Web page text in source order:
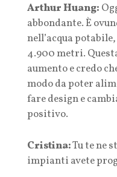
Arthur Huang:
abbondante. È
nell’acqua
4.900 metri.
aumento e credo
modo da poter
fare design e
positivo.
Cristina:Tu te ne
impianti avete